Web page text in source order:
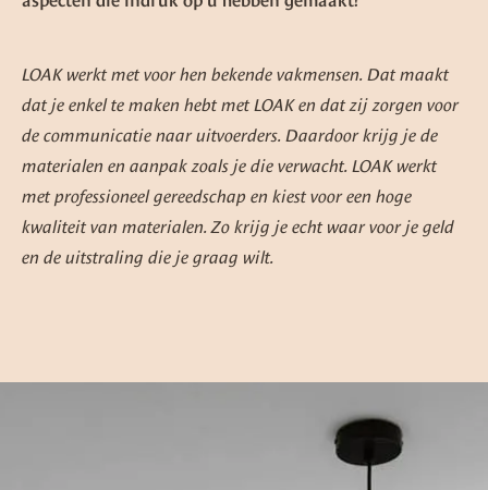
LOAK werkt met voor hen bekende vakmensen. Dat maakt
dat je enkel te maken hebt met LOAK en dat zij zorgen voor
de communicatie naar uitvoerders. Daardoor krijg je de
materialen en aanpak zoals je die verwacht. LOAK werkt
met professioneel gereedschap en kiest voor een hoge
kwaliteit van materialen. Zo krijg je echt waar voor je geld
en de uitstraling die je graag wilt.